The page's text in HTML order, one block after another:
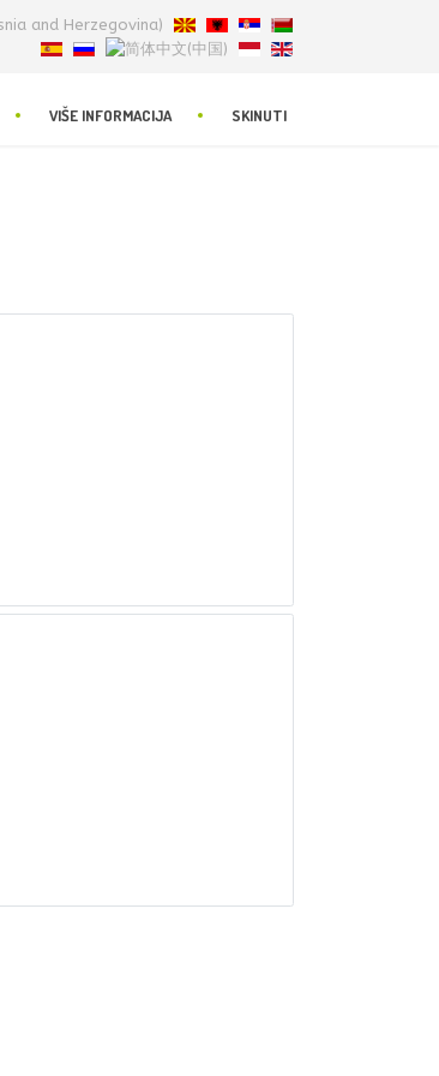
VIŠE INFORMACIJA SKINUTI